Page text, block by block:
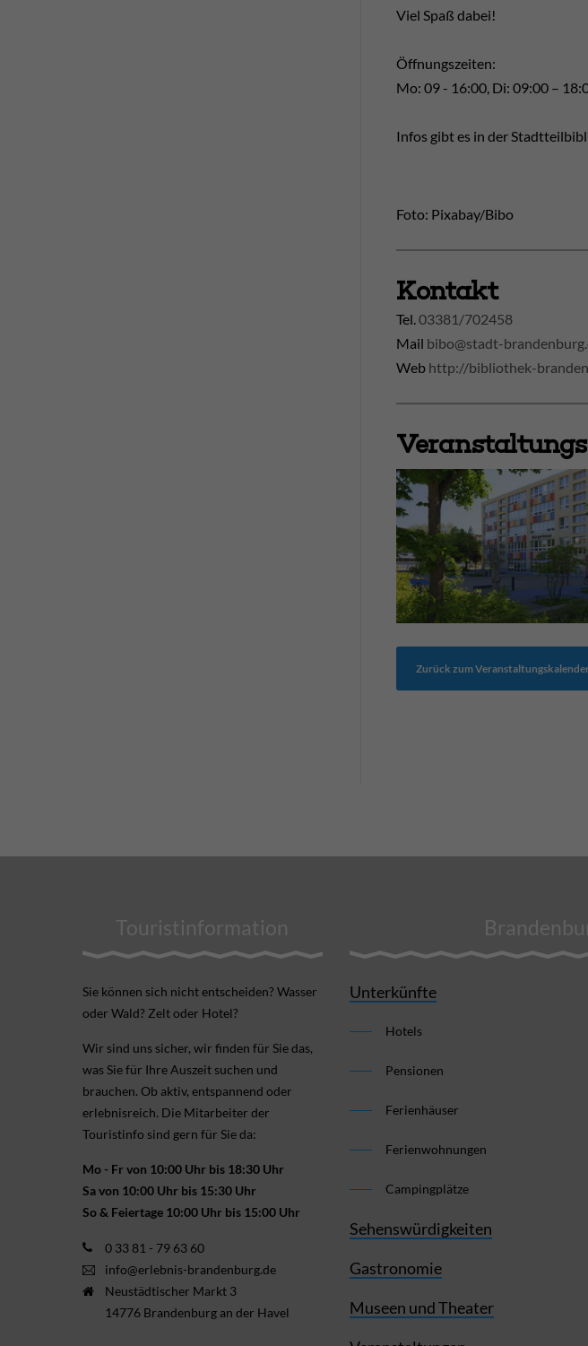
Viel Spaß dabei!
Öffnungszeiten:
Mo: 09 - 16:00, Di: 09:00 –
Infos gibt es in der
Foto: Pixabay/Bibo
Kontakt
Tel. 03381/702458
Mail bibo@stadt-
Web http://bibliothek-
Zurück zum
Touristinformation
Sie können sich nicht ent­scheiden? Wasser
oder Wald? Zelt oder Hotel?
Wir sind uns sicher, wir finden für Sie das,
was Sie für Ihre Aus­zeit suchen und
brauchen. Ob aktiv, ent­spannend oder
erlebnis­reich. Die Mitarbeiter der
Touristinfo sind gern für Sie da:
Mo - Fr von 10:00 Uhr bis 18:30 Uhr
Sa von 10:00 Uhr bis 15:30 Uhr
So & Feiertage 10:00 Uhr bis 15:00 Uhr
0 33 81 - 79 63 60
info@erlebnis-brandenburg.de
Neustädtischer Markt 3
14776 Brandenburg an der Havel
Unterkünfte
Hotels
Pensionen
Ferienhäuser
Ferienwohnungen
Campingplätze
Sehenswürdigkeiten
Gastronomie
Museen und Theater